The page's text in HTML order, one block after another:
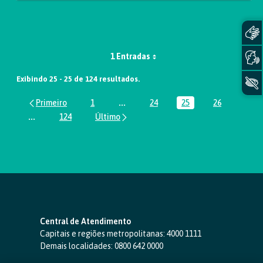
1 Entradas
Exibindo 25 - 25 de 124 resultados.
Página
1 ...Páginas intermediárias Usar ABA
Página
24 Página
25 Página
26
...Páginas intermediárias Usar ABA para navegar.
Página
124
Central de Atendimento
Capitais e regiões metropolitanas: 4000 1111
Demais localidades: 0800 642 0000